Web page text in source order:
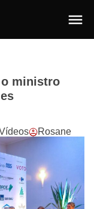
o ministro
Rosane